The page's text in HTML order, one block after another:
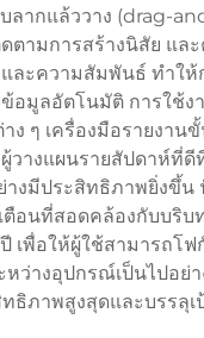
ลากแล้ววาง (drag-
ตามการสร้างนิสัย แล
ละความสัมพันธ์ ทำให้
ข้อมูลอัตโนมัติ การใช้ง
ๆ เครื่องมือรายงาน
วางแผนรายสัปดาห์ที่ดี
างมีประสิทธิภาพยิ่งขึ้น
ตือนที่สอดคล้องกับบริบ
เพื่อให้ผู้ใช้สามารถโฟ
ว่างอุปกรณ์เป็นไปอย่
ธิภาพสูงสุดและบรรลุเ